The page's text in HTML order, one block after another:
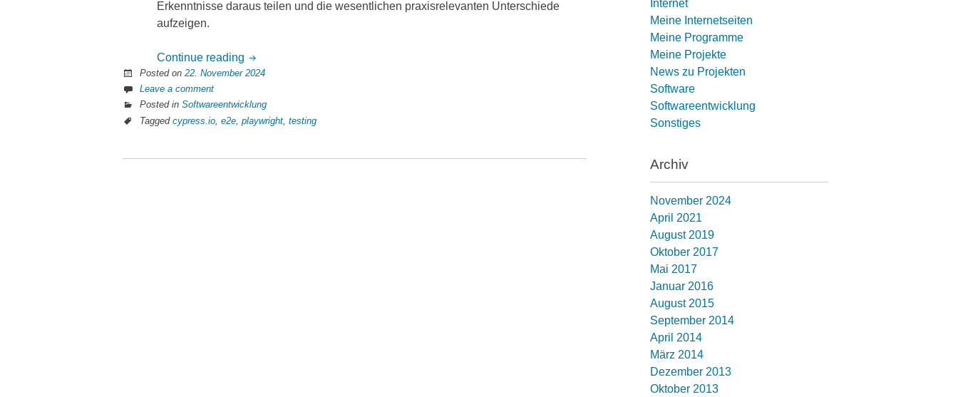
Erkenntnisse daraus teilen und die wesentlichen praxisrelevanten Unterschiede
aufzeigen.
Continue reading
Posted on 22. November 2024
Leave a comment
Posted in Softwareentwicklung
Tagged cypress.io e2e playwright testing
Internet
Meine Internetseiten
Meine Programme
Meine Projekte
News zu Projekten
Software
Softwareentwicklung
Sonstiges
Archiv
November 2024
April 2021
August 2019
Oktober 2017
Mai 2017
Januar 2016
August 2015
September 2014
April 2014
März 2014
Dezember 2013
Oktober 2013